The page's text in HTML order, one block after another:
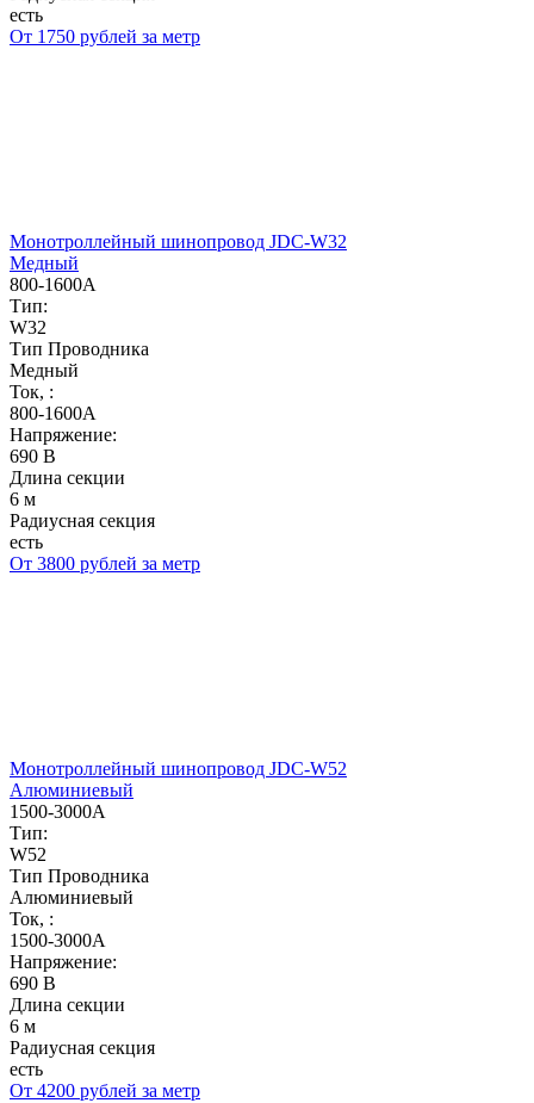
есть
От 1750 рублей за метр
Монотроллейный шинопровод JDC-W32
Медный
800-1600А
Тип:
W32
Тип Проводника
Медный
Ток, :
800-1600А
Напряжение:
690 В
Длина секции
6 м
Радиусная секция
есть
От 3800 рублей за метр
Монотроллейный шинопровод JDC-W52
Алюминиевый
1500-3000А
Тип:
W52
Тип Проводника
Алюминиевый
Ток, :
1500-3000А
Напряжение:
690 В
Длина секции
6 м
Радиусная секция
есть
От 4200 рублей за метр